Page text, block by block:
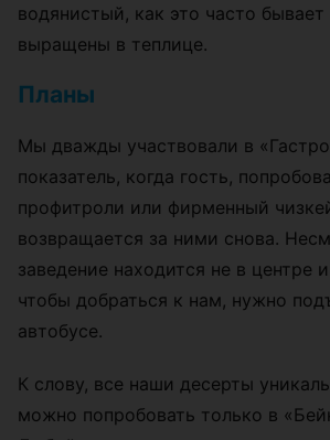
водянистый, как это часто бывает
выращены в теплице.
Планы
Мы дважды участвовали в
показатель, когда гость,
профитроли или фирменный
возвращается за ними снова.
заведение находится не в центре
чтобы добраться к нам, нужно
автобусе.
К слову, все наши десерты
можно попробовать только в